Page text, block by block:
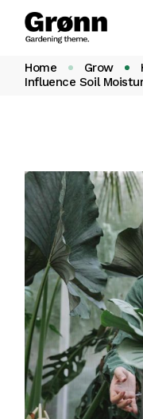
Home Grow
Influence Soil